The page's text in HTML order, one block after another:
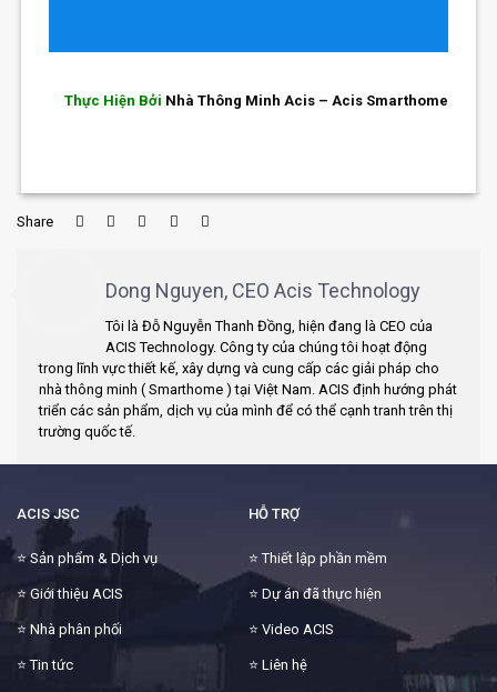
Thực Hiện Bởi Nhà Thông Minh Acis – Acis Smarthome
Share
Dong Nguyen, CEO Acis Technology
Tôi là Đỗ Nguyễn Thanh Đồng, hiện đang là CEO của
ACIS Technology. Công ty của chúng tôi hoạt động
trong lĩnh vực thiết kế, xây dựng và cung cấp các giải pháp cho
nhà thông minh ( Smarthome ) tại Việt Nam. ACIS định hướng phát
triển các sản phẩm, dịch vụ của mình để có thể cạnh tranh trên thị
trường quốc tế.
ACIS JSC
⭐Sản phẩm & Dịch vụ
⭐ Giới thiệu ACIS
⭐ Nhà phân phối
⭐Tin tức
HỖ TRỢ
⭐Thiết lập phần mềm
⭐ Dự án đã thực hiện
⭐ Video ACIS
⭐ Liên hệ